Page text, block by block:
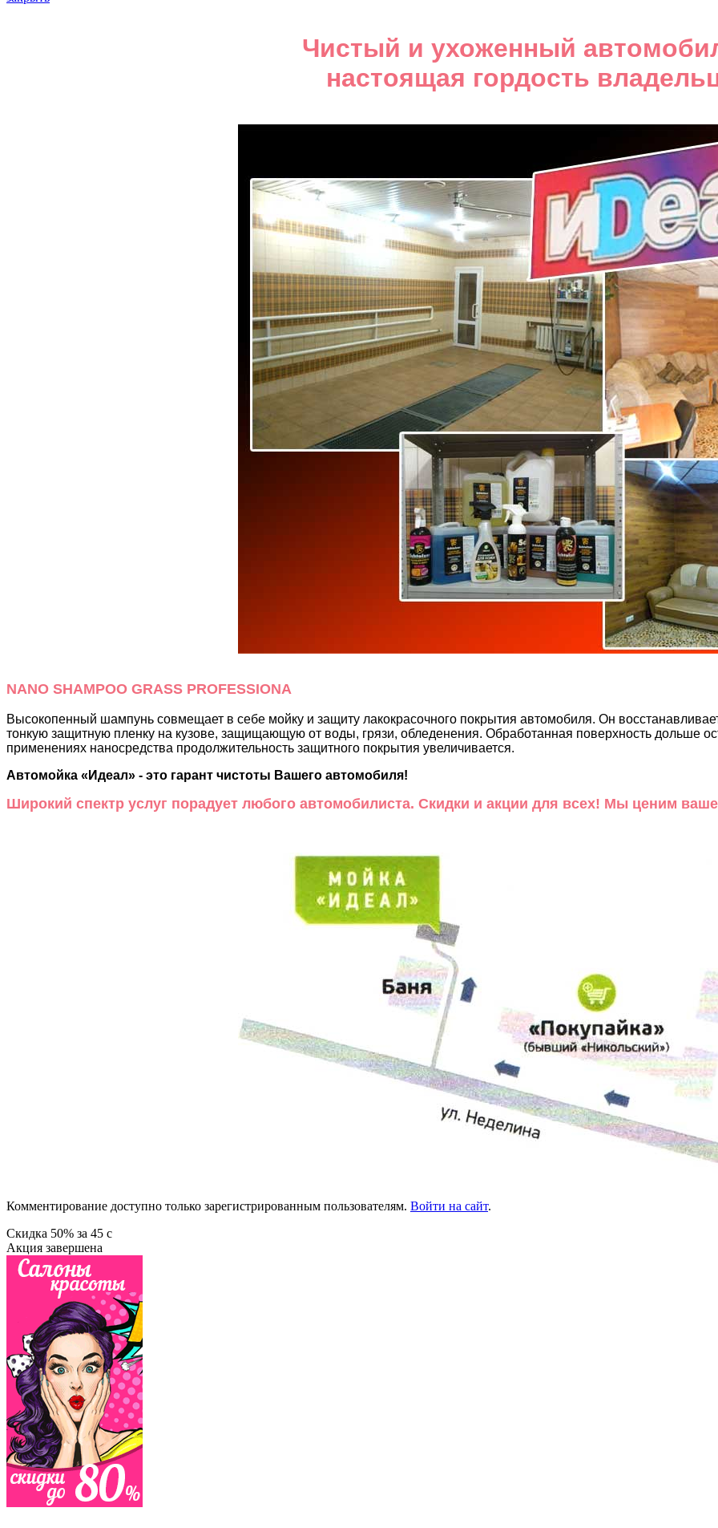
Чистый и ухоженный
настоящая гордость
NANO SHAMPOO GRASS PROFESSIONA
Высокопенный шампунь совмещает в себе мойку и защиту лакокрасочного покрытия автомобиля. Он
тонкую защитную пленку на кузове, защищающую от воды, грязи, обледенения. Обработанная поверхность дольше
применениях наносредства продолжительность защитного покрытия увеличивается.
Автомойка «Идеал» - это гарант чистоты Вашего автомобиля!
Широкий спектр услуг порадует любого автомобилиста. Скидки и акции для всех! Мы ценим
Комментирование доступно только зарегистрированным пользователям. Войти на сайт.
Скидка 50% за 45 c
Акция завершена